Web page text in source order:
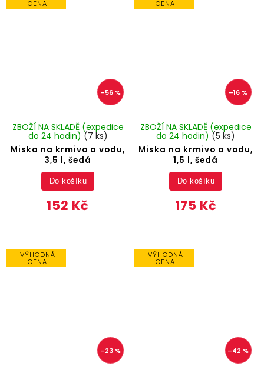
CENA
–56 %
Miska na krmivo a vodu,
3,5 l, šedá
ZBOŽÍ NA SKLADĚ (expedice
do 24 hodin) (7 ks)
152 Kč
Do košíku
CENA
–16 %
Miska na krmivo a vodu,
1,5 l, šedá
ZBOŽÍ NA SKLADĚ (expedice
do 24 hodin) (5 ks)
175 Kč
Do košíku
VÝHODNÁ
CENA
–23 %
VÝHODNÁ
CENA
–42 %